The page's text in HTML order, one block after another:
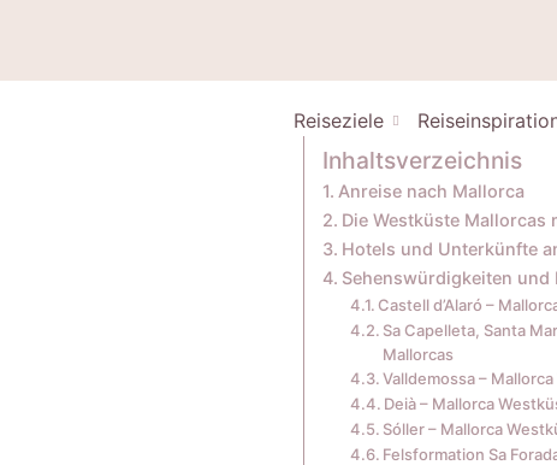
Reiseziele
Inhaltsverzeichnis
Anreise nach Mallorca
Die Westküste Mallorcas
Hotels und Unterkünfte
Sehenswürdigkeiten
Castell d’Alaró –
Sa Capelleta, Santa
Mallorcas
Valldemossa –
Deià – Mallorca
Sóller – Mallorca
Felsformation Sa